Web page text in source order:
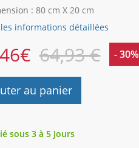
: 80 cm X 20 cm
informations détaillées
€ 64,93 € - 30%
au panier
sous 3 à 5 Jours